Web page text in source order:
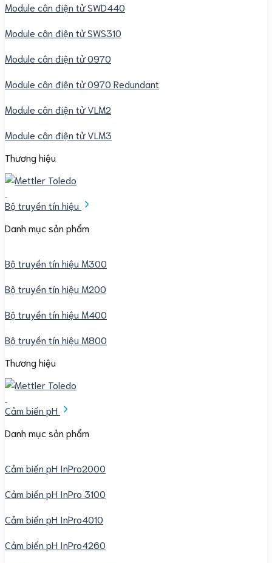
Module cân điện tử SWD440
Module cân điện tử SWS310
Module cân điện tử 0970
Module cân điện tử 0970 Redundant
Module cân điện tử VLM2
Module cân điện tử VLM3
Thương hiệu
Bộ truyền tín hiệu
Danh mục sản phẩm
Bộ truyền tín hiệu M300
Bộ truyền tín hiệu M200
Bộ truyền tín hiệu M400
Bộ truyền tín hiệu M800
Thương hiệu
Cảm biến pH
Danh mục sản phẩm
Cảm biến pH InPro2000
Cảm biến pH InPro 3100
Cảm biến pH InPro4010
Cảm biến pH InPro4260